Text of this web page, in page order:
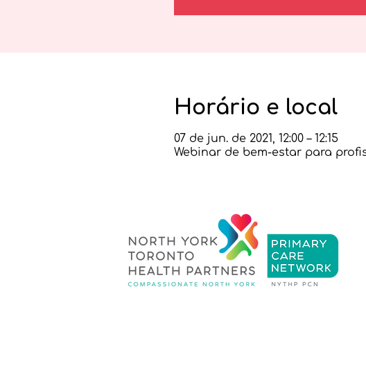
Horário e local
07 de jun. de 2021, 12:00 – 12:15
Webinar de bem-estar para